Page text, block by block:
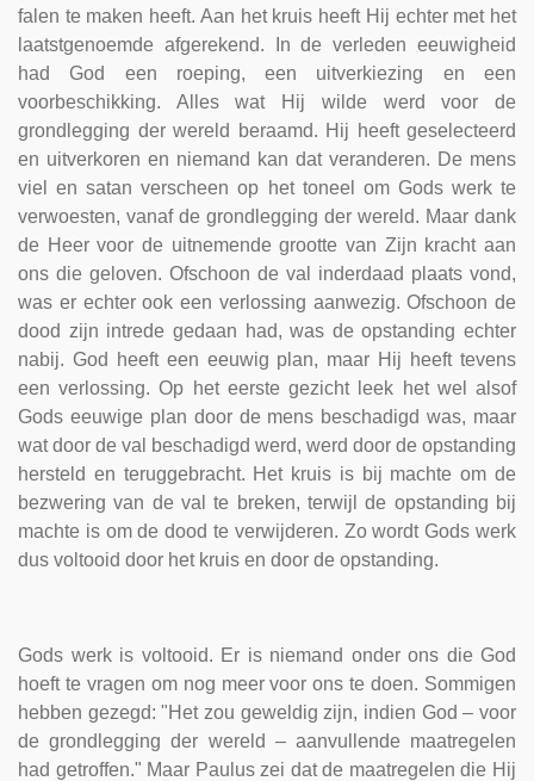
falen te maken heeft. Aan het kruis heeft Hij echter met het
laatstgenoemde afgerekend. In de verleden eeuwigheid
had God een roeping, een uitverkiezing en een
voorbeschikking. Alles wat Hij wilde werd voor de
grondlegging der wereld beraamd. Hij heeft geselecteerd
en uitverkoren en niemand kan dat veranderen. De mens
viel en satan verscheen op het toneel om Gods werk te
verwoesten, vanaf de grondlegging der wereld. Maar dank
de Heer voor de uitnemende grootte van Zijn kracht aan
ons die geloven. Ofschoon de val inderdaad plaats vond,
was er echter ook een verlossing aanwezig. Ofschoon de
dood zijn intrede gedaan had, was de opstanding echter
nabij. God heeft een eeuwig plan, maar Hij heeft tevens
een verlossing. Op het eerste gezicht leek het wel alsof
Gods eeuwige plan door de mens beschadigd was, maar
wat door de val beschadigd werd, werd door de opstanding
hersteld en teruggebracht. Het kruis is bij machte om de
bezwering van de val te breken, terwijl de opstanding bij
machte is om de dood te verwijderen. Zo wordt Gods werk
dus voltooid door het kruis en door de opstanding.
Gods werk is voltooid. Er is niemand onder ons die God
hoeft te vragen om nog meer voor ons te doen. Sommigen
hebben gezegd: "Het zou geweldig zijn, indien God – voor
de grondlegging der wereld – aanvullende maatregelen
had getroffen." Maar Paulus zei dat de maatregelen die Hij